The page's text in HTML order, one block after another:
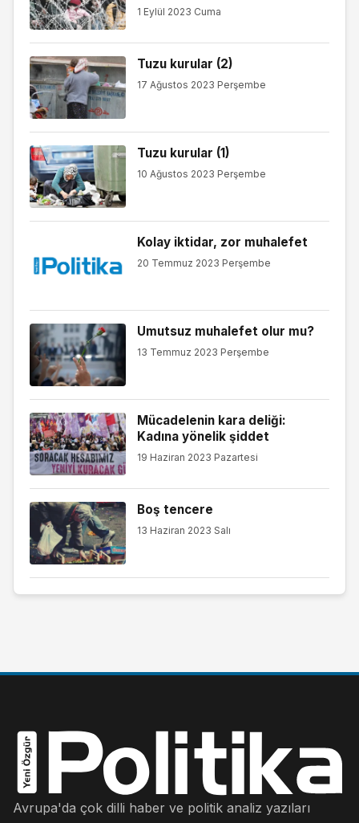
1 Eylül 2023 Cuma
Tuzu kurular (2)
17 Ağustos 2023 Perşembe
Tuzu kurular (1)
10 Ağustos 2023 Perşembe
Kolay iktidar, zor muhalefet
20 Temmuz 2023 Perşembe
Umutsuz muhalefet olur mu?
13 Temmuz 2023 Perşembe
Mücadelenin kara deliği:
Kadına yönelik şiddet
19 Haziran 2023 Pazartesi
Boş tencere
13 Haziran 2023 Salı
Avrupa'da çok dilli haber ve politik analiz yazıları